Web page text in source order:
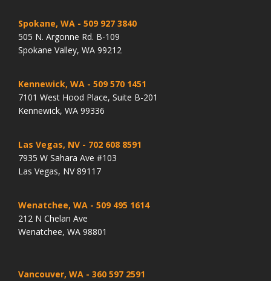
Spokane, WA - 509 927 3840
505 N. Argonne Rd. B-109
Spokane Valley, WA 99212
Kennewick, WA - 509 570 1451
7101 West Hood Place, Suite B-201
Kennewick, WA 99336
Las Vegas, NV - 702 608 8591
7935 W Sahara Ave #103
Las Vegas, NV 89117
Wenatchee, WA - 509 495 1614
212 N Chelan Ave
Wenatchee, WA 98801
Vancouver, WA - 360 597 2591